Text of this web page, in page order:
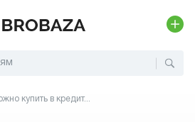
купить в кредит...